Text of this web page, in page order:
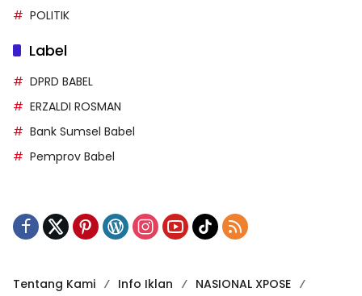
POLITIK
Label
DPRD BABEL
ERZALDI ROSMAN
Bank Sumsel Babel
Pemprov Babel
Tentang Kami Info Iklan NASIONAL XPOSE